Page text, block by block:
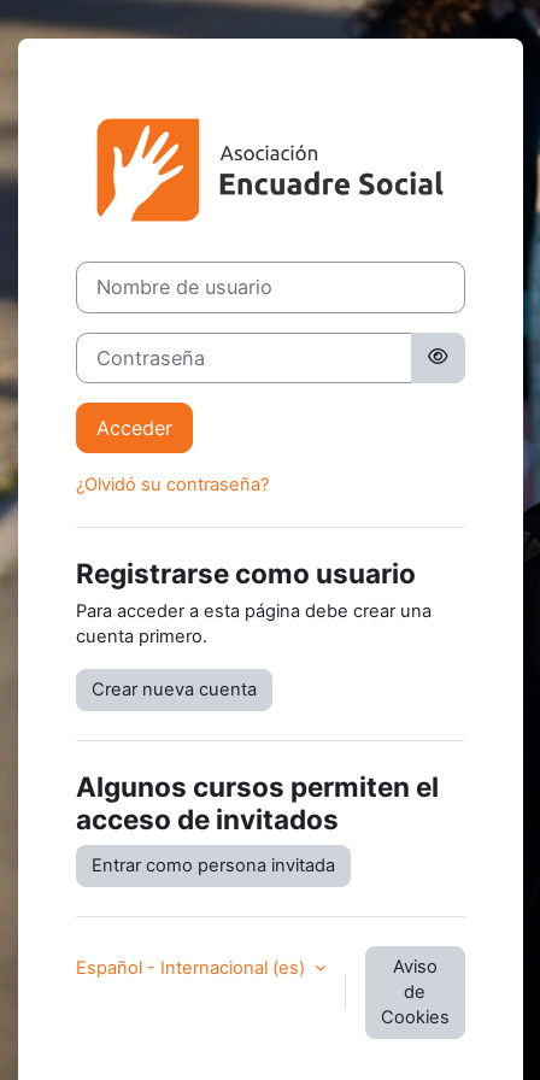
Salta al contenido principal
Nombre de usuario
Contraseña
Acceder
¿Olvidó su contraseña?
Registrarse como usuario
Para acceder a esta página debe crear una
cuenta primero.
Crear nueva cuenta
Algunos cursos permiten el
acceso de invitados
Entrar como persona invitada
Español - Internacional ‎(es)‎
Aviso
de
Cookies